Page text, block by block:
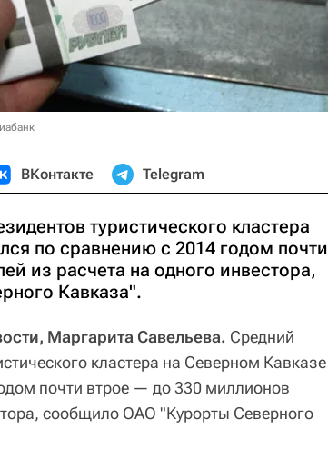
ВКонтакте Telegram
туристического кластера
по сравнению с 2014 годом почти
из расчета на одного инвестора,
Кавказа".
Маргарита Савельева. Средний
кластера на Северном Кавказе
почти втрое — до 330 миллионов
сообщило ОАО "Курорты Северного